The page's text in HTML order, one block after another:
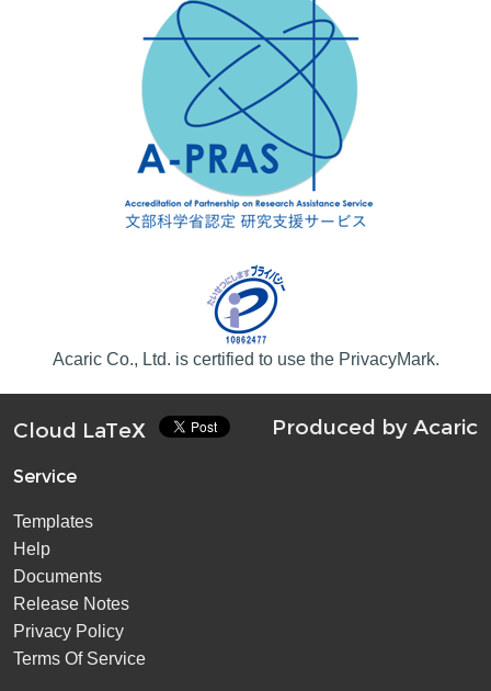
Acaric Co., Ltd. is certified to use the PrivacyMark.
Produced by Acaric
Cloud LaTeX
Service
Templates
Help
Documents
Release Notes
Privacy Policy
Terms Of Service